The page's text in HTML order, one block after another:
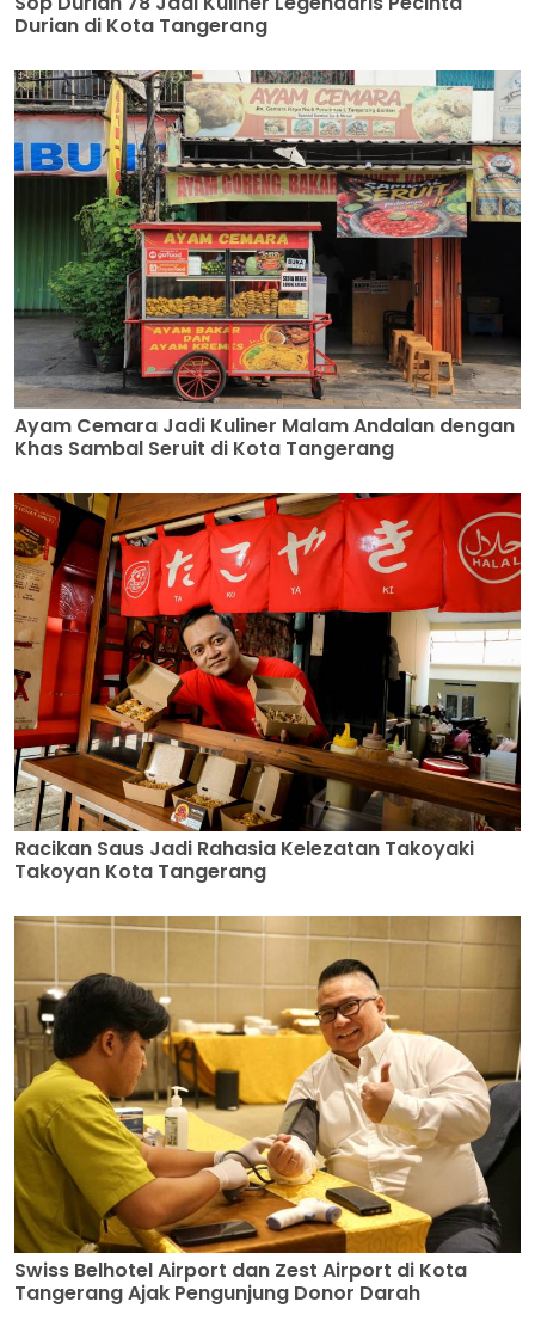
Durian di Kota Tangerang
Ayam Cemara Jadi Kuliner Malam Andalan dengan
Khas Sambal Seruit di Kota Tangerang
Racikan Saus Jadi Rahasia Kelezatan Takoyaki
Takoyan Kota Tangerang
Swiss Belhotel Airport dan Zest Airport di Kota
Tangerang Ajak Pengunjung Donor Darah